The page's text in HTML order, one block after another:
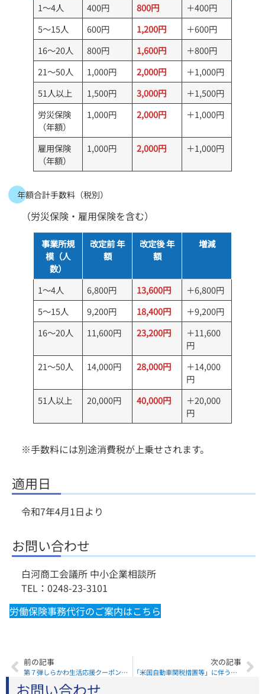
1～4人 400円 800円
＋400円
5～15人
600円 1,200円
＋600円
16～20人
800円 1,600円
＋800円
21～50人
1,000円 2,000円
＋1,000円
51人以上
1,500円 3,000円
＋1,500円
労災保険
（年額）
1,000円 2,000円 ＋1,000円
雇用保険
（年額）
1,000円 2,000円 ＋1,000円
年額合計手数料（税別）
（労災保険・雇用保険を含む）
事業所規
模（人
数）
改定前 年
額
改定後 年
額
増減
1～4人 6,800円 13,600円
＋6,800円
5～15人
9,200円 18,400円
＋9,200円
16～20人
11,600円 23,200円
＋11,600
円
21～50人
14,000円 28,000円
＋14,000
円
51人以上
20,000円 40,000円
＋20,000
円
※手数料には別途消費税が上乗せされます。
適用日
令和7年4月1日より
お問い合わせ
白河商工会議所 中小企業相談所
TEL：0248-23-3101
労働保険事務代行のご案内はこちら
前の記事
第７弾しらかわ生活応援クーポン事業加盟店募集！！
次の記事
「米国自動車関税措置等」に伴う特別相談窓口を設置しました
お問い合わせ